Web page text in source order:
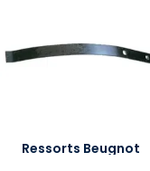
Ressorts Beugnot